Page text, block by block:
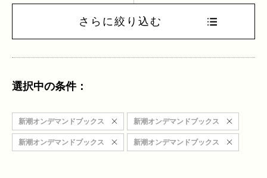
さらに絞り込む
選択中の条件：
新潮オンデマンドブックス 新潮オンデマンドブックス
新潮オンデマンドブックス 新潮オンデマンドブックス